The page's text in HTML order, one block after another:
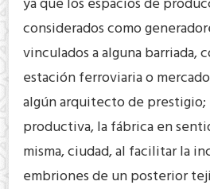
considerados como
vinculados a alguna barriada,
estación ferroviaria o
algún arquitecto de
productiva, la fábrica en
misma, ciudad, al facilitar la
embriones de un posterior